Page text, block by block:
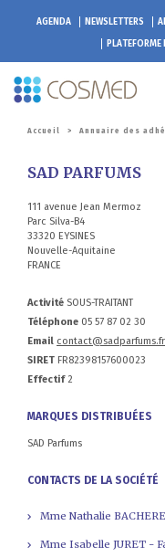
AGENDA NEWSLETTERS
PLATEFORME
Accueil > Annuaire des
SAD PARFUMS
111 avenue Jean Mermoz
Parc Silva-B4
33320 EYSINES
Nouvelle-Aquitaine
FRANCE
Activité SOUS-TRAITANT
Téléphone 05 57 87 02 30
Email contact@sadparfums.fr
SIRET FR82398157600023
Effectif2
MARQUES DISTRIBUÉES
SAD Parfums
CONTACTS DE LA SOCIÉTÉ
Mme Nathalie
Mme Isabelle JURET -